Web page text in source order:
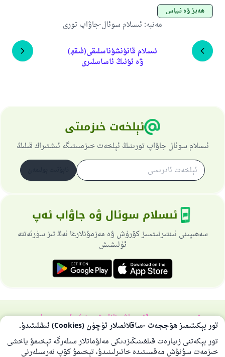
ھەيز ۋە نىپاس
مەنبە: ئىسلام سوئال-جاۋاپ تورى
ئىسلام قانۇنشۇناسلىقى(فىقھ)
ۋە ئۇنىڭ ئاساسلىرى
ئېلخەت خىزمىتى
ئىسلام سوئال جاۋاپ تورىنىڭ ئېلخەت خىزمىىتىگە ئىشتىراك قىلىڭ
ئىسلام سوئال ۋە جاۋاب ئەپ
سەھىپىنى ئىنتىرنىتسىز كۆرۈش ۋە مەزمۇنلارغا ئەڭ تىز سۈرئەتتە
ئۈلىشىش
تورسەھىپىسى ھەققىدەباش نازارەتچىخۇسۇسىي سىياسەت
بارلىق ھوقۇق ئىسلام سوئال-جاۋاپ تورىغا مەنسۇپتۇر 1997-2025 ©
تور بېكىتىمىز ھۆججەت -ساقلانمىلار ئۈچۈن (Cookies) ئىشلىتىدۇ.
تور بېكەتنى زىيارەت قىلغىنىڭىزدىكى مەلۇماتلار سىلەرگە تېخىمۇ ياخشى
خىزمەت سۇنۇش مەقسىتىدە خاتىرلىنىدۇ، تېخىمۇ كۆپ نەرسىلەرنى